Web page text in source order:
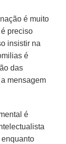
é muito
preciso
insistir na
é
das
mensagem
é